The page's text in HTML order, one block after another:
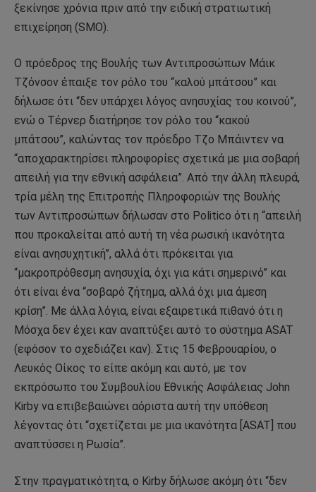
ξεκίνησε χρόνια πριν από την ειδική στρατιωτική
επιχείρηση (SMO).
Ο πρόεδρος της Βουλής των Αντιπροσώπων Μάικ
Τζόνσον έπαιξε τον ρόλο του “καλού μπάτσου” και
δήλωσε ότι “δεν υπάρχει λόγος ανησυχίας του κοινού”,
ενώ ο Τέρνερ διατήρησε τον ρόλο του “κακού
μπάτσου”, καλώντας τον πρόεδρο Τζο Μπάιντεν να
“αποχαρακτηρίσει πληροφορίες σχετικά με μια σοβαρή
απειλή για την εθνική ασφάλεια”. Από την άλλη πλευρά,
τρία μέλη της Επιτροπής Πληροφοριών της Βουλής
των Αντιπροσώπων δήλωσαν στο Politico ότι η “απειλή
που προκαλείται από αυτή τη νέα ρωσική ικανότητα
είναι ανησυχητική”, αλλά ότι πρόκειται για
“μακροπρόθεσμη ανησυχία, όχι για κάτι σημερινό” και
ότι είναι ένα “σοβαρό ζήτημα, αλλά όχι μια άμεση
κρίση”. Με άλλα λόγια, είναι εξαιρετικά πιθανό ότι η
Μόσχα δεν έχει καν αναπτύξει αυτό το σύστημα ASAT
(εφόσον το σχεδιάζει καν). Στις 15 Φεβρουαρίου, ο
Λευκός Οίκος το είπε ακόμη και αυτό, με τον
εκπρόσωπο του Συμβουλίου Εθνικής Ασφάλειας John
Kirby να επιβεβαιώνει αόριστα αυτή την υπόθεση
λέγοντας ότι “σχετίζεται με μια ικανότητα [ASAT] που
αναπτύσσει η Ρωσία”.
Στην πραγματικότητα, ο Kirby δήλωσε ακόμη ότι “δεν